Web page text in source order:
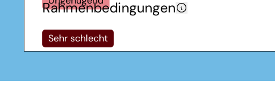
Rahmenbedingungen
Sehr schlecht